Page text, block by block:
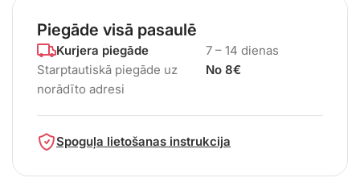
Piegāde visā pasaulē
Kurjera piegāde
Starptautiskā piegāde uz
norādīto adresi
7 – 14 dienas
No 8€
Spoguļa lietošanas instrukcija